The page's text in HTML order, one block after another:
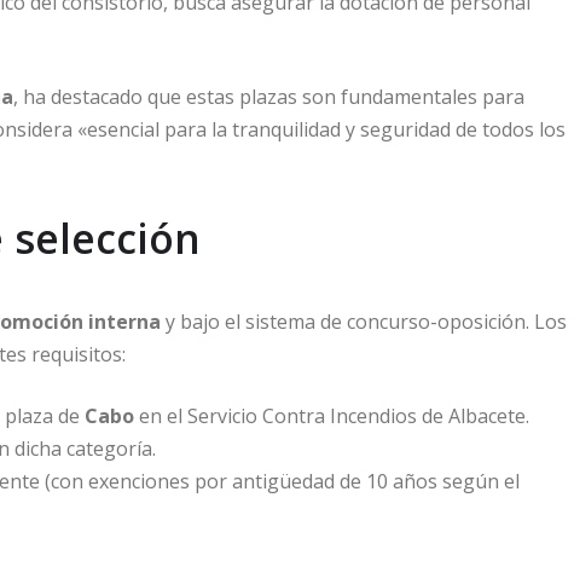
, ha destacado que estas plazas son fundamentales para
«esencial para la tranquilidad y seguridad de todos los
interna y bajo el sistema de concurso-oposición. Los
requisitos:
de Caboen el Servicio Contra Incendios de Albacete.
dicha categoría.
(con exenciones por antigüedad de 10 años según el